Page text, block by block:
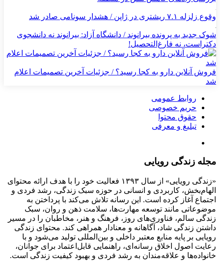
وقوع زلزله ۷.۱ ریشتری در ژاپن / هشدار سونامی صادر شد
شوک جدید به پرونده بیرانوند / دانشگاه آزاد: بیرانوند نه دانشجوی
دکتراست، نه فارغ‌التحصیل!
فروش آنلاین دارو به کجا رسید؟ / جزئیات آخرین تصمیمات اعلام
شد
روابط عمومی
حریم خصوصی
حقوق محتوا
تبلیغ و معرفی
مجله زندگی رویایی
«زندگی رویایی» از سال ۱۳۹۳ فعالیت خود را با هدف ارائه محتوای
الهام‌بخش، کاربردی و انسانی در حوزه سبک زندگی، رشد فردی و
اجتماع آغاز کرده است. این رسانه تلاش می‌کند با پرداختن به
موضوعاتی مانند توسعه مهارت‌ها، سلامت ذهن و روان، سبک
زندگی سالم، فناوری‌های روز، فرهنگ و هنر، مخاطبان را در مسیر
داشتن زندگی شاد، آگاهانه و معنادار همراهی کند. محتوای زندگی
رویایی بر پایه منابع معتبر داخلی و بین‌المللی تولید می‌شود و با
رعایت اصول اخلاق رسانه‌ای، راهنمایی قابل‌اعتماد برای جوانان،
خانواده‌ها و علاقه‌مندان به رشد فردی و بهبود کیفیت زندگی است.